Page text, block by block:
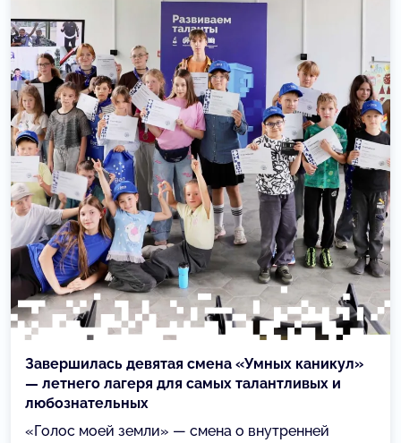
Завершилась девятая смена «Умных каникул»
— летнего лагеря для самых талантливых и
любознательных
«Голос моей земли» — смена о внутренней